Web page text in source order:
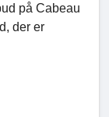
på Cabeau
der er